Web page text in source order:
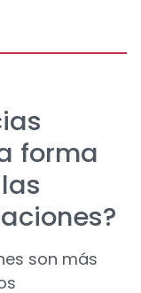
forma
son más